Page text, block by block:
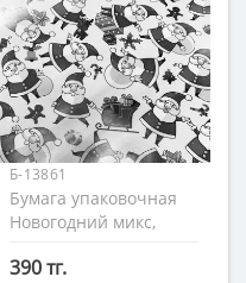
Б-13861
Бумага упаковочная
Новогодний микс,
390 тг.